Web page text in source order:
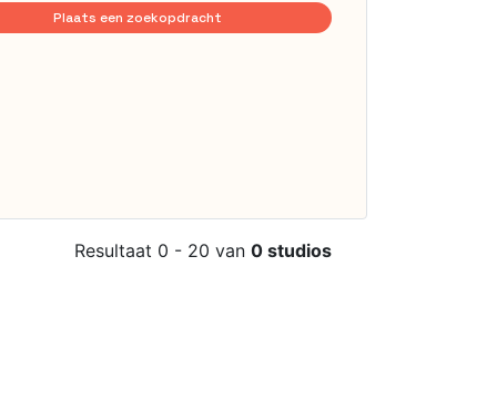
Plaats een zoekopdracht
Resultaat 0 - 20 van 0 studios